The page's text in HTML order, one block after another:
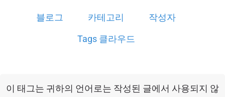
블로그 카테고리 작성자
Tags 클라우드